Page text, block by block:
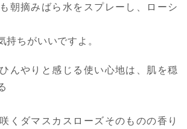
朝摘みばら水をスプレーし、ローシ
持ちがいいですよ。
んやりと感じる使い心地は、肌を穏
くダマスカスローズそのものの香り